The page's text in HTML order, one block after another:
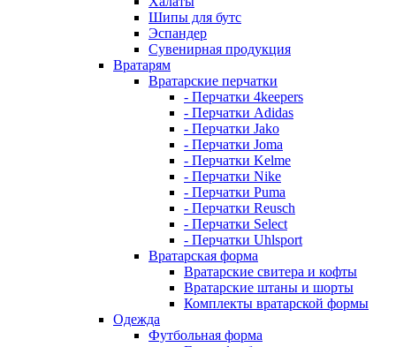
Шипы для бутс
Эспандер
Сувенирная продукция
Вратарям
Вратарские перчатки
- Перчатки 4keepers
- Перчатки Adidas
- Перчатки Jako
- Перчатки Joma
- Перчатки Kelme
- Перчатки Nike
- Перчатки Puma
- Перчатки Reusch
- Перчатки Select
- Перчатки Uhlsport
Вратарская форма
Вратарские свитера и кофты
Вратарские штаны и шорты
Комплекты вратарской формы
Одежда
Футбольная форма